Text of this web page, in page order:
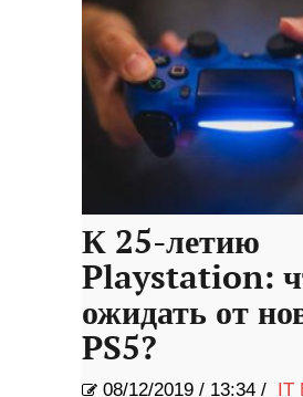
К 25-летию
Playstation:
ожидать от
PS5?
08/12/2019 / 13:34 / IT